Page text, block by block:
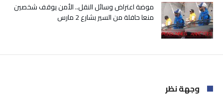
موضة اعتراض وسائل النقل.. الأمن يوقف شخصين
منعا حافلة من السير بشارع 2 مارس
وجهة نظر